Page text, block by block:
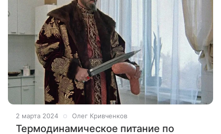
2 марта 2024 Олег Кривченков
Термодинамическое питание по